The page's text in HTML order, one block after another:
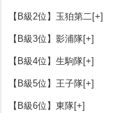
【B級2位】玉狛第二[+]
【B級3位】影浦隊[+]
【B級4位】生駒隊[+]
【B級5位】王子隊[+]
【B級6位】東隊[+]